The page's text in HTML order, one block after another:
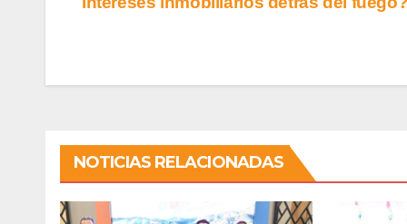
NOTICIAS RELACIONADAS